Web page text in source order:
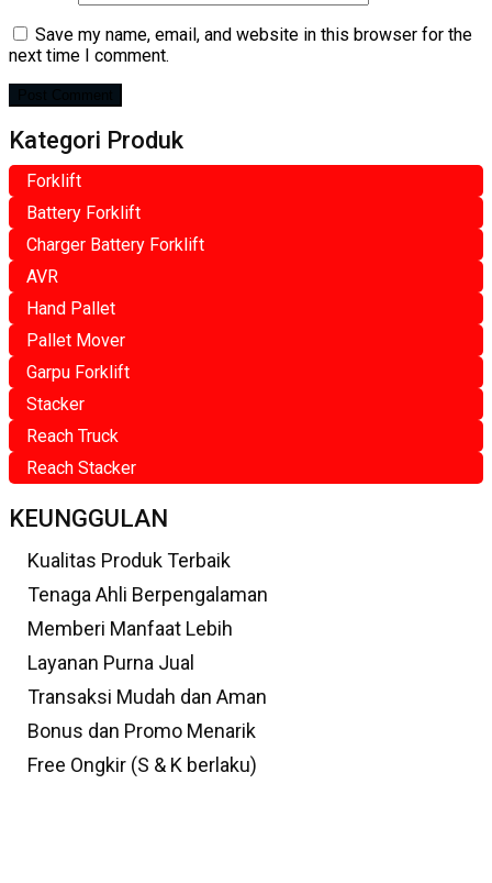
Save my name, email, and website in this browser for the
next time I comment.
Kategori Produk
Forklift
Battery Forklift
Charger Battery Forklift
AVR
Hand Pallet
Pallet Mover
Garpu Forklift
Stacker
Reach Truck
Reach Stacker
KEUNGGULAN
Kualitas Produk Terbaik
Tenaga Ahli Berpengalaman
Memberi Manfaat Lebih
Layanan Purna Jual
Transaksi Mudah dan Aman
Bonus dan Promo Menarik
Free Ongkir (S & K berlaku)